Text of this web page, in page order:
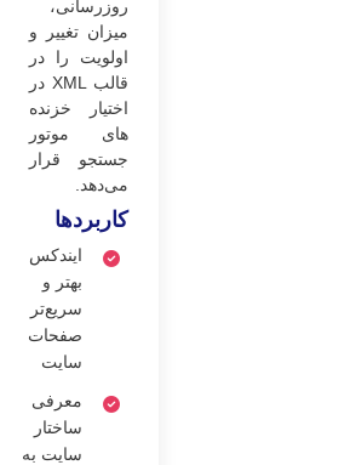
روزرسانی،
میزان تغییر و
اولویت را در
قالب XML در
اختیار خزنده
های موتور
جستجو قرار
می‌دهد.
کاربردها
ایندکس
بهتر و
سریع‌تر
صفحات
سایت
معرفی
ساختار
سایت به